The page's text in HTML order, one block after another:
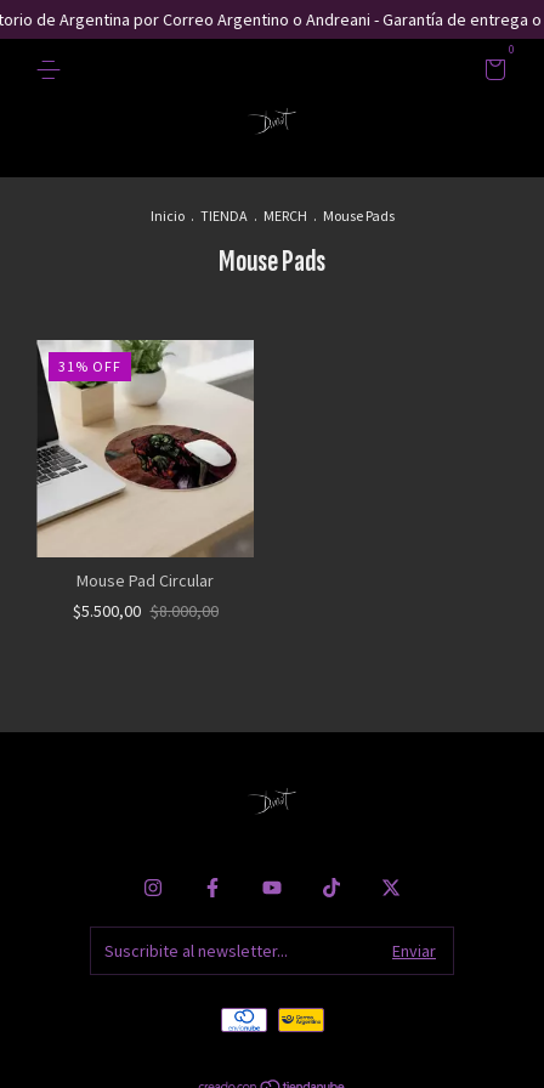
de Argentina por Correo Argentino o Andreani - Garantía de entrega
0
Inicio . TIENDA . MERCH . Mouse Pads
Mouse Pads
31% OFF
Mouse Pad Circular
$5.500,00 $8.000,00